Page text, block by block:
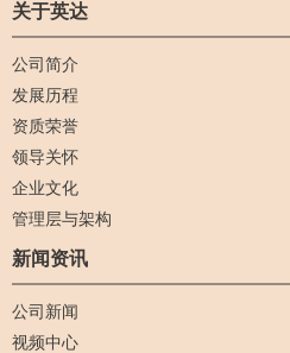
关于英达
公司简介
发展历程
资质荣誉
领导关怀
企业文化
管理层与架构
新闻资讯
公司新闻
视频中心